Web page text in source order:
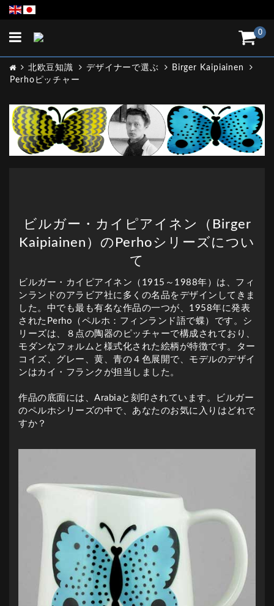
0
Toggle
北欧豆知識 デザイナーで選ぶ
Birger Kaipiainen
Perhoピッチャー
ビルガー・カイピアイネン（Birger
Kaipiainen）のPerhoシリーズについ
て
ビルガー・カイピアイネン（1915～1988年）は、フィ
ンランドのアラビア社に多くの名品をデザインしてきま
した。中でも最も有名な作品の一つが、1958年に発表
されたPerho（ペルホ：フィンランド語で蝶）です。シ
リーズは、８点の陶器のピッチャーで構成されており、
モダンなフォルムと様式化された絵柄が特徴です。ター
コイズ、グレー、黄、青の４色展開で、モデルのデザイ
ンはカイ・フランクが担当しました。
作品の底面には、Arabiaと刻印されています。ビルガー
のペルホシリーズの中で、あなたのお気に入りはどれで
すか？